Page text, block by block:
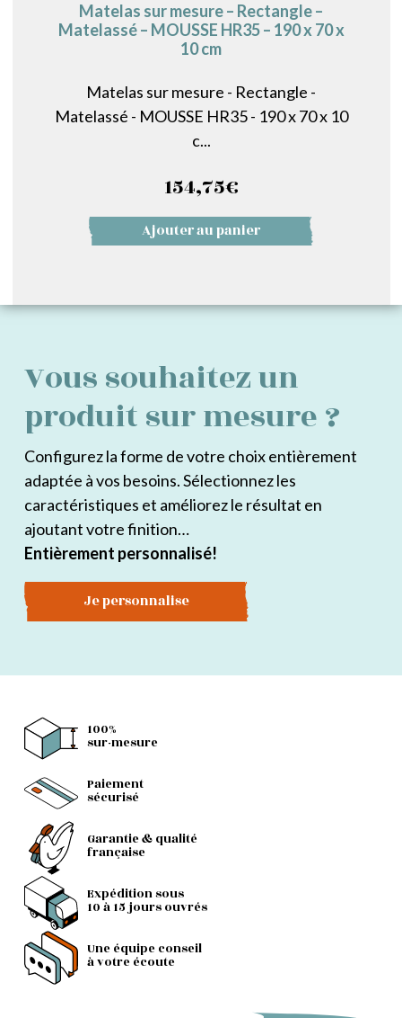
Matelas sur mesure – Rectangle –
Matelassé – MOUSSE HR35 – 190 x 70 x
10 cm
Matelas sur mesure - Rectangle -
Matelassé - MOUSSE HR35 - 190 x 70 x 10
c...
154,75€
Ajouter au panier
Vous souhaitez un
produit sur mesure ?
Configurez la forme de votre choix entièrement
adaptée à vos besoins. Sélectionnez les
caractéristiques et améliorez le résultat en
ajoutant votre finition…
Entièrement personnalisé!
Je personnalise
100%
sur-mesure
Paiement
sécurisé
Garantie & qualité
française
Expédition sous
10 à 15 jours ouvrés
Une équipe conseil
à votre écoute